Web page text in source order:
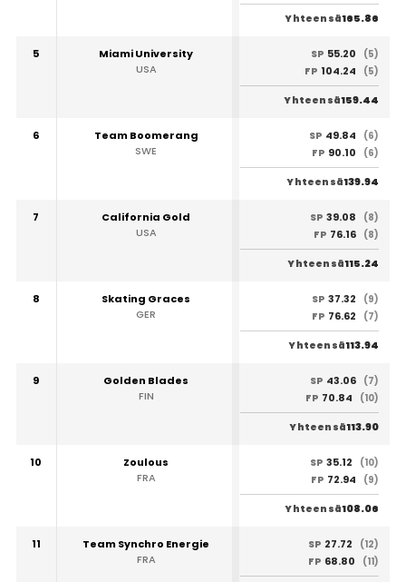
Yhteensä165.86
5
Miami University
USA
SP 55.20
(5)
FP 104.24 (5)
Yhteensä159.44
6
Team Boomerang
SWE
SP 49.84
(6)
FP 90.10 (6)
Yhteensä139.94
7
California Gold
USA
SP 39.08
(8)
FP 76.16 (8)
Yhteensä115.24
8
Skating Graces
GER
SP 37.32
(9)
FP 76.62 (7)
Yhteensä113.94
9
Golden Blades
FIN
SP 43.06 (7)
FP 70.84 (10)
Yhteensä113.90
10
Zoulous
FRA
SP 35.12
(10)
FP 72.94 (9)
Yhteensä108.06
11
Team Synchro Energie
FRA
SP 27.72
(12)
FP 68.80 (11)